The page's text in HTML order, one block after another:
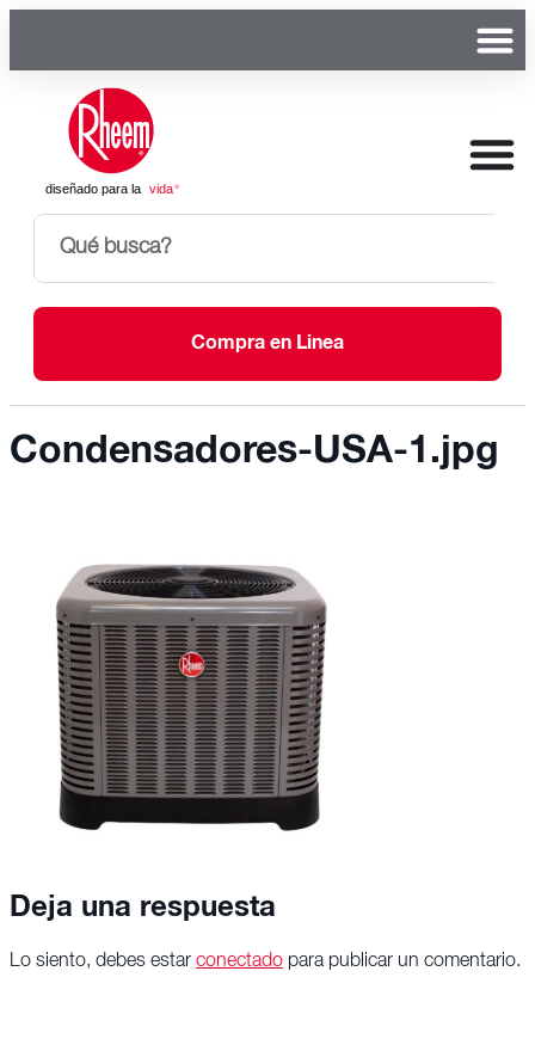
Compra en Linea
Condensadores-USA-1.jpg
Deja una respuesta
Lo siento, debes estar conectado para publicar un comentario.